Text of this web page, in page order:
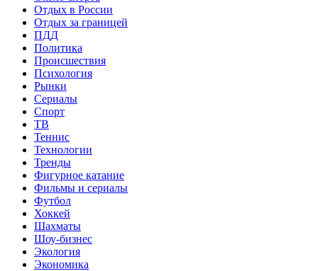
Отдых в России
Отдых за границей
ПДД
Политика
Происшествия
Психология
Рынки
Сериалы
Спорт
ТВ
Теннис
Технологии
Тренды
Фигурное катание
Фильмы и сериалы
Футбол
Хоккей
Шахматы
Шоу-бизнес
Экология
Экономика